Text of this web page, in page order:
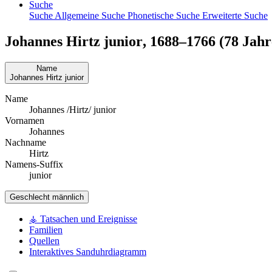
Suche
Suche Allgemeine Suche Phonetische Suche Erweiterte Suche
Johannes Hirtz junior, 1688–1766 (78
Name
Johannes Hirtz junior
Name
Johannes /Hirtz/ junior
Vornamen
Johannes
Nachname
Hirtz
Namens-Suffix
junior
Geschlecht männlich
⚶ Tatsachen und Ereignisse
Familien
Quellen
Interaktives Sanduhrdiagramm